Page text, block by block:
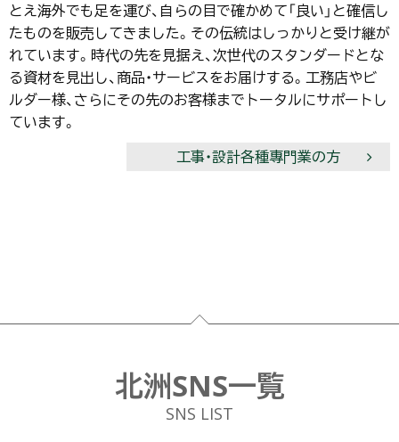
とえ海外でも足を運び、自らの目で確かめて「良い」と確信し
たものを販売してきました。その伝統はしっかりと受け継が
れています。時代の先を見据え、次世代のスタンダードとな
る資材を見出し、商品・サービスをお届けする。工務店やビ
ルダー様、さらにその先のお客様までトータルにサポートし
ています。
工事・設計各種專門業の方
フッター
北洲SNS一覧
SNS LIST